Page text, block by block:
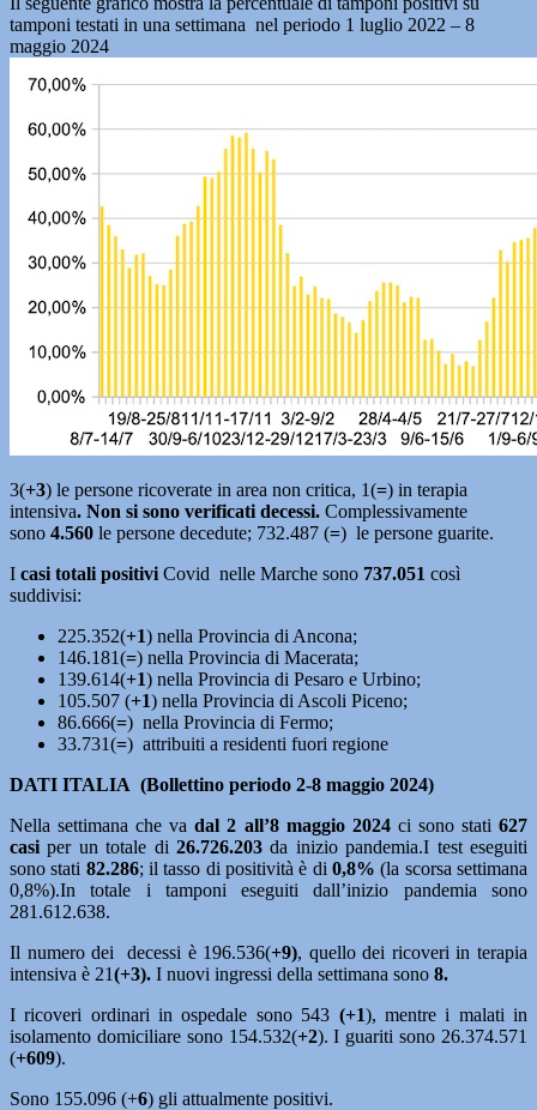
tamponi testati in una settimana nel periodo 1 luglio 2022 – 8
maggio 2024
3(+3) le persone ricoverate in area non critica, 1(=) in terapia
intensiva. Non si sono verificati decessi. Complessivamente
sono 4.560 le persone decedute; 732.487 (=) le persone guarite.
I casi totali positivi Covid nelle Marche sono 737.051 così
suddivisi:
225.352(+1) nella Provincia di Ancona;
146.181(=) nella Provincia di Macerata;
139.614(+1) nella Provincia di Pesaro e Urbino;
105.507 (+1) nella Provincia di Ascoli Piceno;
86.666(=) nella Provincia di Fermo;
33.731(=) attribuiti a residenti fuori regione
DATI ITALIA (Bollettino periodo 2-8 maggio 2024)
Nella settimana che vadal 2 all’8 maggio 2024 ci sono stati 627
casiper un totale di26.726.203da inizio pandemia.I test eseguiti
sono stati 82.286; il tasso di positività è di 0,8% (la scorsa settimana
0,8%).In totale i tamponi eseguiti dall’inizio pandemia sono
281.612.638.
Il numero dei decessi è 196.536(+9), quello dei ricoveri in terapia
intensiva è 21(+3). I nuovi ingressi della settimana sono 8.
I ricoveri ordinari in ospedale sono 543 (+1), mentre i malati in
isolamento domiciliare sono 154.532(+2). I guariti sono 26.374.571
(+609).
Sono 155.096 (+6) gli attualmente positivi.